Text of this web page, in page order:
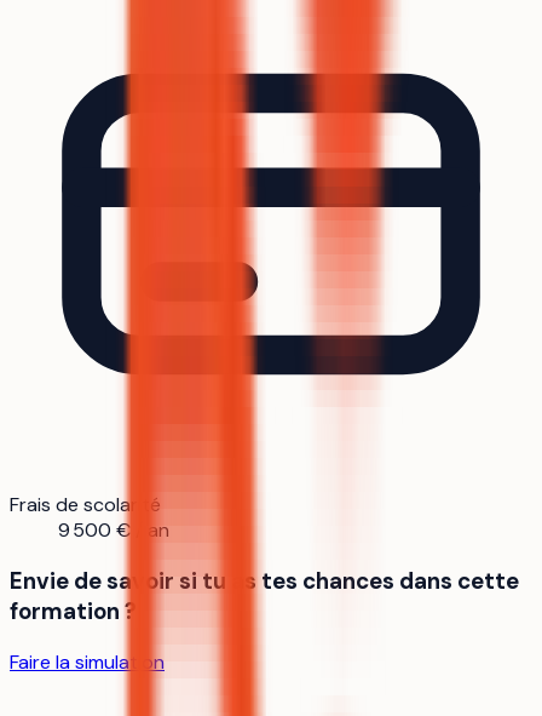
Frais de scolarité
9 500 € / an
Envie de savoir si tu as tes chances dans cette
formation ?
Faire la simulation